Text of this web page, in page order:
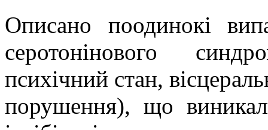
Описано поодинокі
серотонінового
психічний стан,
порушення), що